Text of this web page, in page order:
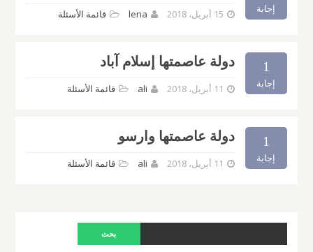
إجابة 15 أبريل، 2018 lena قائمة الأسئلة
1
إجابة
دولة عاصمتها إسلام آباد
11 أبريل، 2018 ali قائمة الأسئلة
1
إجابة
دولة عاصمتها وارسو
11 أبريل، 2018 ali قائمة الأسئلة